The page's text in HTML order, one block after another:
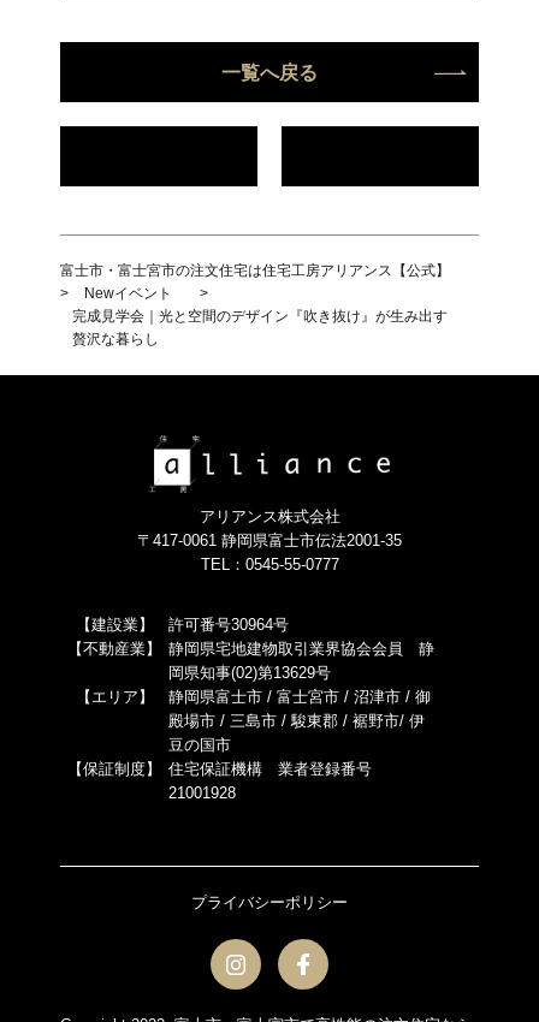
一覧へ戻る
富士市・富士宮市の注文住宅は住宅工房アリアンス【公式】
>
Newイベント
>
完成見学会｜光と空間のデザイン『吹き抜け』が生み出す
贅沢な暮らし
アリアンス株式会社
〒417-0061 静岡県富士市伝法2001-35
TEL：0545-55-0777
【建設業】
許可番号30964号
【不動産業】
静岡県宅地建物取引業界協会会員 静
岡県知事(02)第13629号
【エリア】
静岡県富士市 / 富士宮市 / 沼津市 / 御
殿場市 / 三島市 / 駿東郡 / 裾野市/ 伊
豆の国市
【保証制度】
住宅保証機構 業者登録番号
21001928
プライバシーポリシー